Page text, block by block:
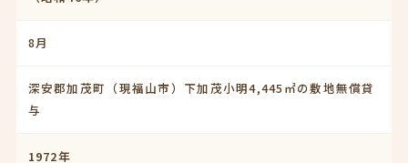
8月
深安郡加茂町（現福山市）下加茂小明4,445㎡の敷地無償貸
与
1972年